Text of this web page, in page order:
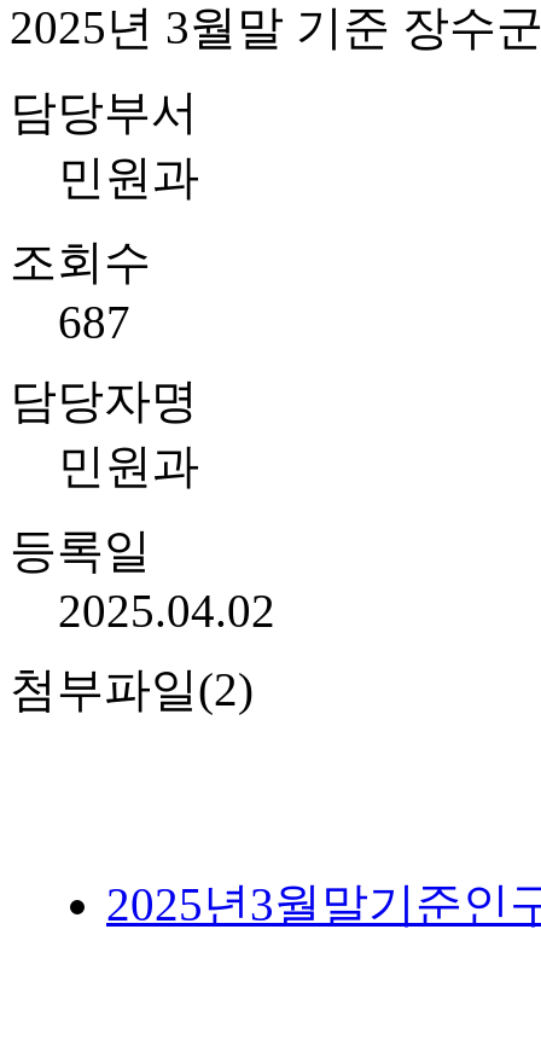
2025년 3월말 기준 장수
담당부서
민원과
조회수
687
담당자명
민원과
등록일
2025.04.02
첨부파일(2)
2025년3월말기준인